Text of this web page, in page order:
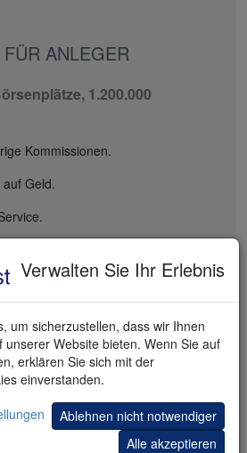
ANLEGER
1.200.000
Kommissionen.
Geld.
ein Konto
Multi-Märkte-Depot
Kontoantrags wird Ihnen die Liste der
und benötigten Dokumente als
Verwalten Sie Ihr Erlebnis
um sicherzustellen, dass wir Ihnen
Website bieten. Wenn Sie auf
erklären Sie sich mit der
einverstanden.
Ablehnen nicht notwendiger
Alle akzeptieren